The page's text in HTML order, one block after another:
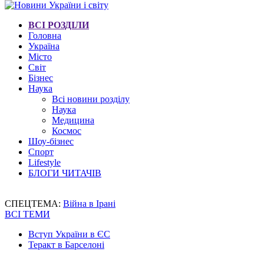
ВСІ РОЗДІЛИ
Головна
Україна
Місто
Світ
Бізнес
Наука
Всі новини розділу
Наука
Медицина
Космос
Шоу-бізнес
Спорт
Lifestyle
БЛОГИ ЧИТАЧІВ
СПЕЦТЕМА: Війна в Ірані
ВСІ ТЕМИ
Вступ України в ЄС
Теракт в Барселоні